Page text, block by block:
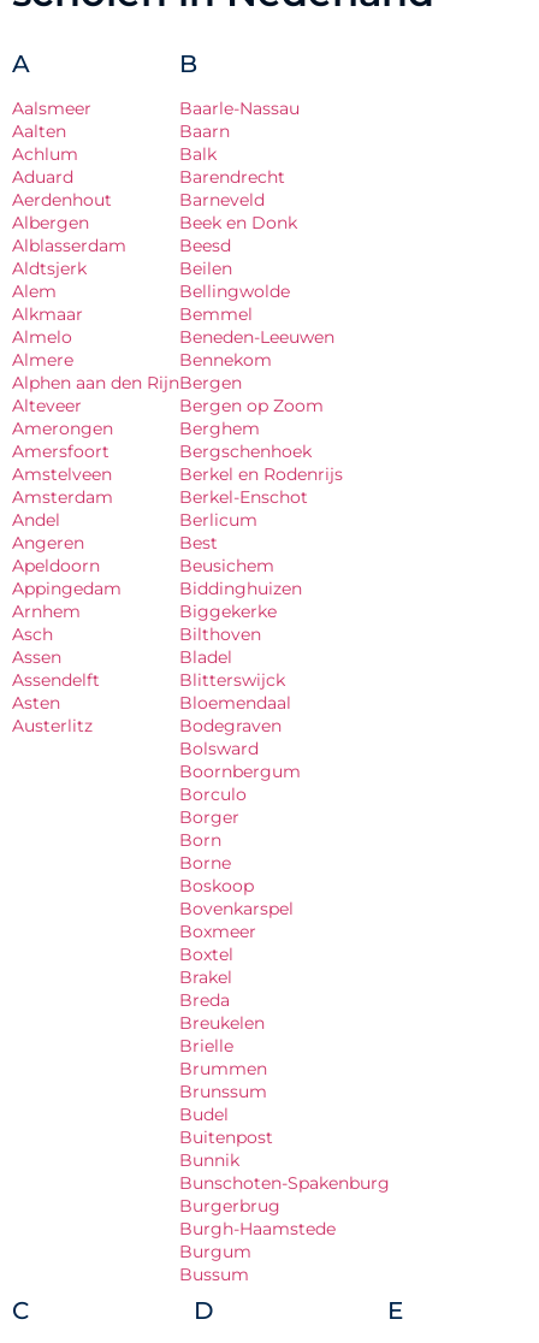
A
Aalsmeer
Aalten
Achlum
Aduard
Aerdenhout
Albergen
Alblasserdam
Aldtsjerk
Alem
Alkmaar
Almelo
Almere
Alphen aan den Rijn
Alteveer
Amerongen
Amersfoort
Amstelveen
Amsterdam
Andel
Angeren
Apeldoorn
Appingedam
Arnhem
Asch
Assen
Assendelft
Asten
Austerlitz
B
Baarle-Nassau
Baarn
Balk
Barendrecht
Barneveld
Beek en Donk
Beesd
Beilen
Bellingwolde
Bemmel
Beneden-Leeuwen
Bennekom
Bergen
Bergen op Zoom
Berghem
Bergschenhoek
Berkel en Rodenrijs
Berkel-Enschot
Berlicum
Best
Beusichem
Biddinghuizen
Biggekerke
Bilthoven
Bladel
Blitterswijck
Bloemendaal
Bodegraven
Bolsward
Boornbergum
Borculo
Borger
Born
Borne
Boskoop
Bovenkarspel
Boxmeer
Boxtel
Brakel
Breda
Breukelen
Brielle
Brummen
Brunssum
Budel
Buitenpost
Bunnik
Bunschoten-Spakenburg
Burgerbrug
Burgh-Haamstede
Burgum
Bussum
C D E